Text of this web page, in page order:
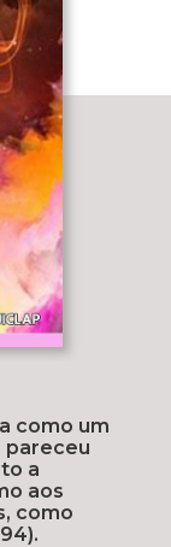
como um
pareceu
a
aos
como